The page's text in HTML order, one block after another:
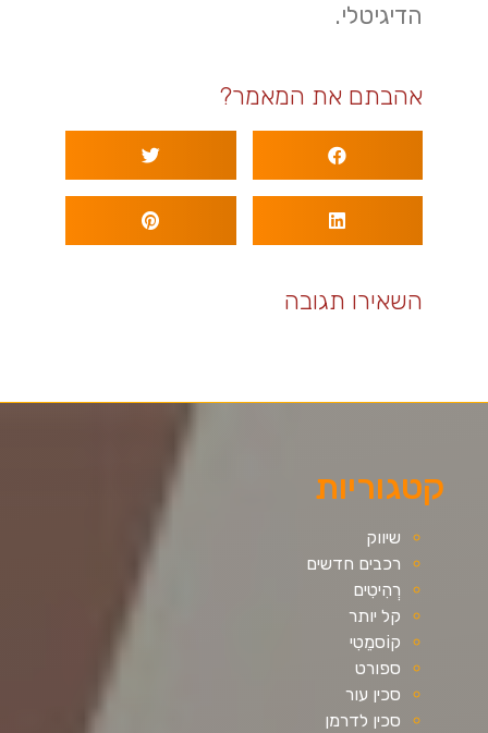
הדיגיטלי.
אהבתם את המאמר?
השאירו תגובה
קטגוריות
שיווק
רכבים חדשים
רְהִיטִים
קל יותר
קוֹסמֵטִי
ספורט
סכין עור
סכין לדרמן